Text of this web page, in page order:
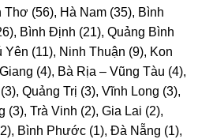
Thơ (56), Hà Nam (35), Bình
Bình Định (21), Quảng Bình
(11), Ninh Thuận (9), Kon
(4), Bà Rịa – Vũng Tàu (4),
Quảng Trị (3), Vĩnh Long (3),
(3), Trà Vinh (2), Gia Lai (2),
Bình Phước (1), Đà Nẵng (1),